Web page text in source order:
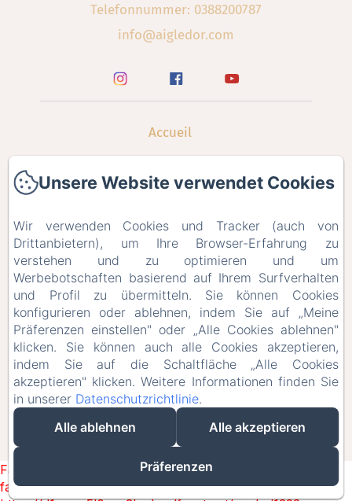
Telefonnummer: 0388200787
info@aigledor.com
Accueil
Galerie
Contact
Offres Spéciales
Bons Cadeaux
EN FR DE
Powered mit Amenitiz
Failed to load BookingEngine/index: Loading chunk 1322
failed. (missing:
Unsere Website verwendet Cookies
Wir verwenden Cookies und Tracker (auch von
Drittanbietern), um Ihre Browser-Erfahrung zu
verstehen und zu optimieren und um
Werbebotschaften basierend auf Ihrem Surfverhalten
und Profil zu übermitteln. Sie können Cookies
konfigurieren oder ablehnen, indem Sie auf „Meine
Präferenzen einstellen" oder „Alle Cookies ablehnen"
klicken. Sie können auch alle Cookies akzeptieren,
indem Sie auf die Schaltfläche „Alle Cookies
akzeptieren" klicken. Weitere Informationen finden Sie
in unserer Datenschutzrichtlinie.
Alle ablehnen
Alle akzeptieren
Präferenzen
Unsere Website verwendet Cookies
Wir verwenden Cookies und Tracker (auch von
Drittanbietern), um Ihre Browser-Erfahrung zu
verstehen und zu optimieren und um
Werbebotschaften basierend auf Ihrem Surfverhalten
und Profil zu übermitteln. Sie können Cookies
konfigurieren oder ablehnen, indem Sie auf „Meine
Präferenzen einstellen" oder „Alle Cookies ablehnen"
klicken. Sie können auch alle Cookies akzeptieren,
indem Sie auf die Schaltfläche „Alle Cookies
akzeptieren" klicken. Weitere Informationen finden Sie
in unserer Datenschutzrichtlinie.
Alle ablehnen
Alle akzeptieren
Präferenzen